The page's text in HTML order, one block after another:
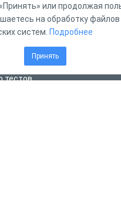
связи
тестов
или продолжая
на обработку файлов
систем. Подробнее
Принять